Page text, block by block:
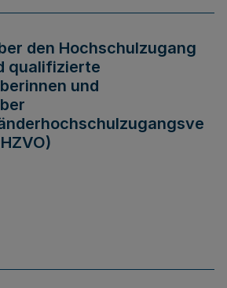
den Hochschulzugang
qualifizierte
und